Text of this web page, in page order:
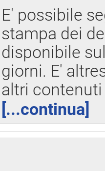
E' possibile
stampa dei
disponibile
giorni. E'
altri
[...continua]